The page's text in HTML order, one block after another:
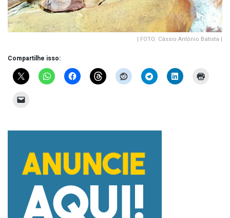
| FOTO: Cássio Antônio Batista |
Compartilhe isso: